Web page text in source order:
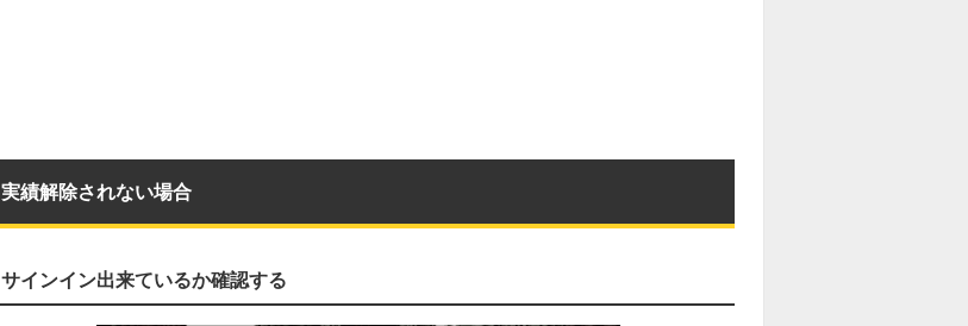
実績解除されない場合
サインイン出来ているか確認する